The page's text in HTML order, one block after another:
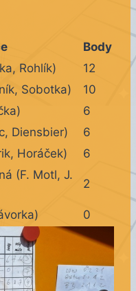
Body
Rohlík)
12
Sobotka)
10
6
Diensbier)
6
Horáček) 6
(F. Motl, J.
2
0